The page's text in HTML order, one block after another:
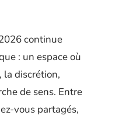
continue
: un espace où
la discrétion,
de sens. Entre
vous partagés,